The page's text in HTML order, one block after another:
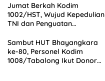
Jumat Berkah Kodim
1002/HST, Wujud Kepedulian
TNI dan Penguatan
Sambut HUT Bhayangkara
ke-80, Personel Kodim
1008/Tabalong Ikut Donor